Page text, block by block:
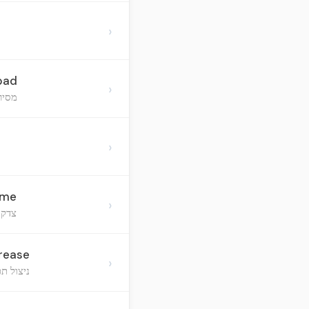
›
›
›
›
ניצול ›